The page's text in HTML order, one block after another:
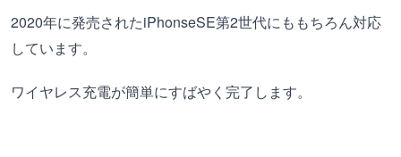
2020年に発売されたiPhonseSE第2世代にももちろん対応
しています。
ワイヤレス充電が簡単にすばやく完了します。